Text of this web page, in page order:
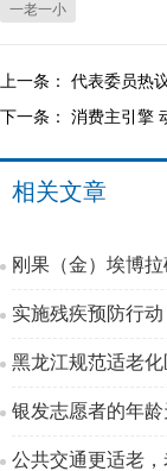
一老一小
上一条： 代表委员热
下一条： 消费主引擎
相关文章
刚果（金）埃博
实施残疾预防行
黑龙江规范适老化
银发志愿者的年
公共交通更适老